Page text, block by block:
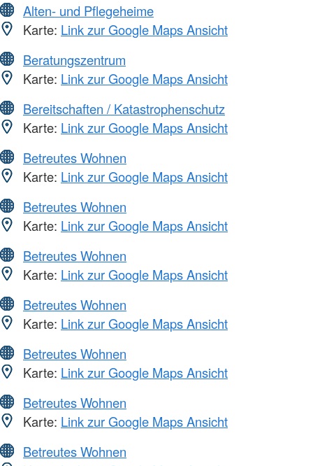
Alten- und Pflegeheime
Karte: Link zur Google Maps Ansicht
Beratungszentrum
Karte: Link zur Google Maps Ansicht
Bereitschaften / Katastrophenschutz
Karte: Link zur Google Maps Ansicht
Betreutes Wohnen
Karte: Link zur Google Maps Ansicht
Betreutes Wohnen
Karte: Link zur Google Maps Ansicht
Betreutes Wohnen
Karte: Link zur Google Maps Ansicht
Betreutes Wohnen
Karte: Link zur Google Maps Ansicht
Betreutes Wohnen
Karte: Link zur Google Maps Ansicht
Betreutes Wohnen
Karte: Link zur Google Maps Ansicht
Betreutes Wohnen